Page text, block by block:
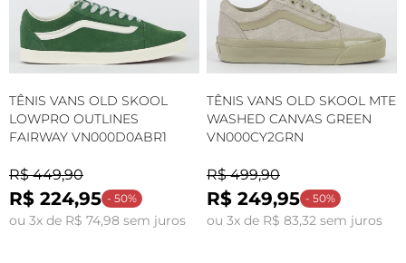
TÊNIS VANS OLD SKOOL
LOWPRO OUTLINES
FAIRWAY VN000D0ABR1
R$ 449,90
R$ 224,95 - 50%
ou 3x de R$ 74,98 sem juros
TÊNIS VANS OLD SKOOL MTE
WASHED CANVAS GREEN
VN000CY2GRN
R$ 499,90
R$ 249,95 - 50%
ou 3x de R$ 83,32 sem juros